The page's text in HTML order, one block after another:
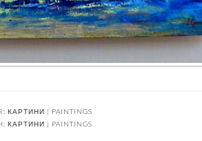
КАРТИНИ | PAINTINGS
КАРТИНИ | PAINTINGS